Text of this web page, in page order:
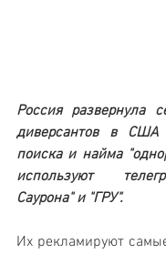
Россия развернула
диверсантов в
поиска и найма
используют
Саурона" и "ГРУ".
Их рекламируют